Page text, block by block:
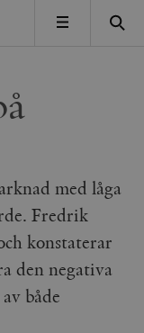
MENY
med låga
Fredrik
konstaterar
den negativa
både